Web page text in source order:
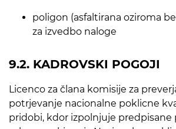
poligon (asfaltirana oziroma
za izvedbo naloge
9.2. KADROVSKI POGOJI
Licenco za člana komisije za
potrjevanje nacionalne poklicne
pridobi, kdor izpolnjuje predpisane